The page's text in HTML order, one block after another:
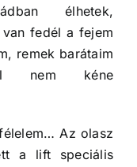
élhetek,
fedél a fejem
remek barátaim
nem kéne
Az olasz
a lift speciális